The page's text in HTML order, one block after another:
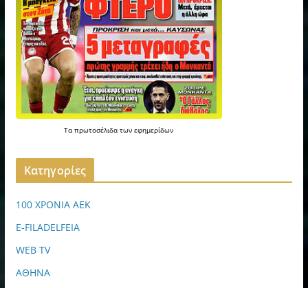
Ταπρωτοσέλιδατωνεφημερίδων
Kατηγορίες
100 ΧΡΟΝΙΑ ΑΕΚ
E-FILADELFEIA
WEB TV
ΑΘΗΝΑ